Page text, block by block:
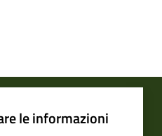
le informazioni